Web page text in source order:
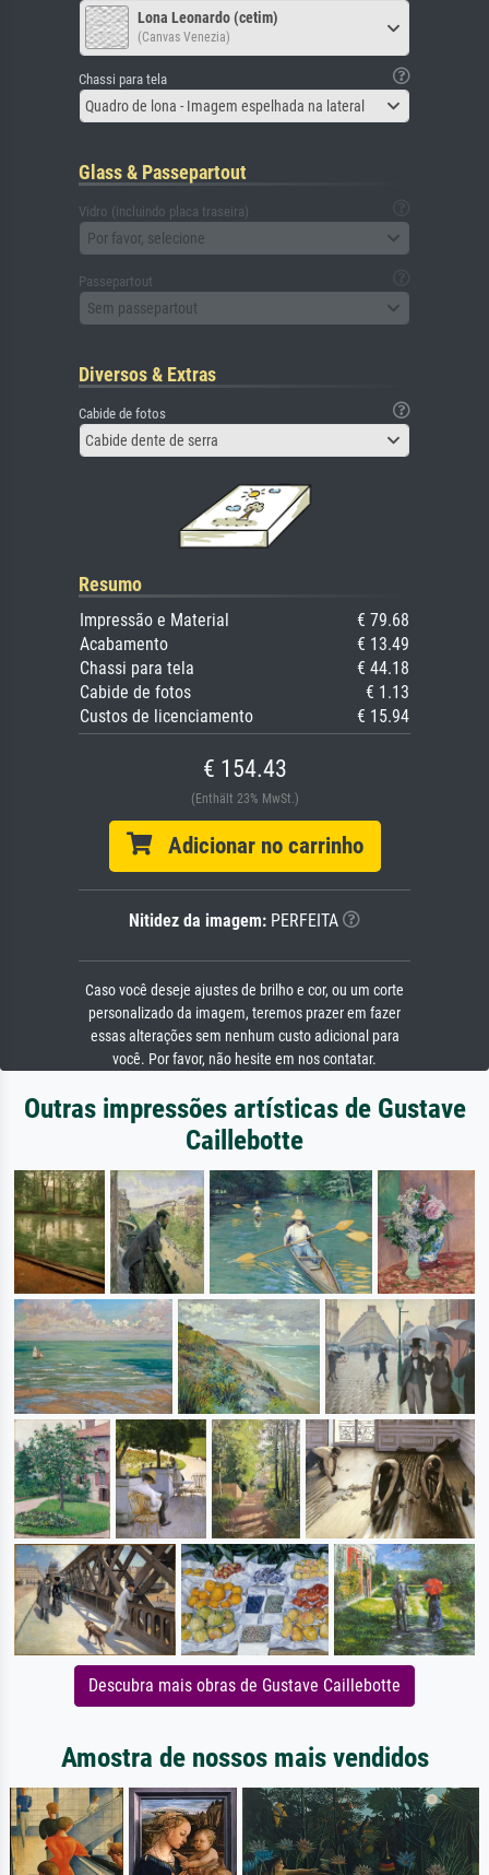
Lona Leonardo (cetim)
(Canvas Venezia)
Chassi para tela
Quadro de lona - Imagem espelhada na lateral
Glass & Passepartout
Vidro (incluindo placa traseira)
Por favor, selecione
Passepartout
Sem passepartout
Diversos & Extras
Cabide de fotos
Cabide dente de serra
Resumo
Impressão e Material
€ 79.68
Acabamento
€ 13.49
Chassi para tela
€ 44.18
Cabide de fotos
€ 1.13
Custos de licenciamento
€ 15.94
€ 154.43
(Enthält 23% MwSt.)
Adicionar no carrinho
Nitidez da imagem: PERFEITA
Caso você deseje ajustes de brilho e cor, ou um corte
personalizado da imagem, teremos prazer em fazer
essas alterações sem nenhum custo adicional para
você. Por favor, não hesite em nos contatar.
Outras impressões artísticas de Gustave
Caillebotte
Descubra mais obras de Gustave Caillebotte
Amostra de nossos mais vendidos